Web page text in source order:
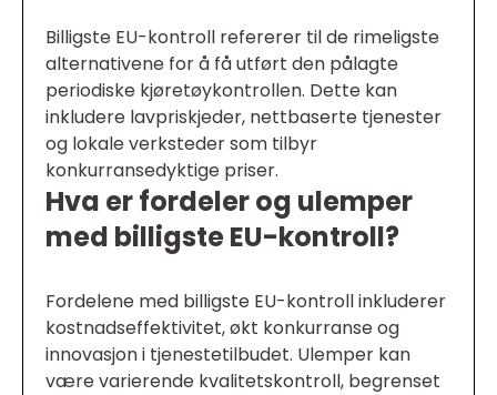
Billigste EU-kontroll refererer til de rimeligste
alternativene for å få utført den pålagte
periodiske kjøretøykontrollen. Dette kan
inkludere lavpriskjeder, nettbaserte tjenester
og lokale verksteder som tilbyr
konkurransedyktige priser.
Hva er fordeler og ulemper
med billigste EU-kontroll?
Fordelene med billigste EU-kontroll inkluderer
kostnadseffektivitet, økt konkurranse og
innovasjon i tjenestetilbudet. Ulemper kan
være varierende kvalitetskontroll, begrenset